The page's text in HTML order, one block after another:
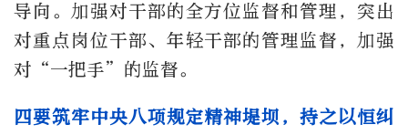
导向。加强对干部的全方位监督和管理，突出
对重点岗位干部、年轻干部的管理监督，加强
对“一把手”的监督。
四要筑牢中央八项规定精神堤坝，持之以恒纠